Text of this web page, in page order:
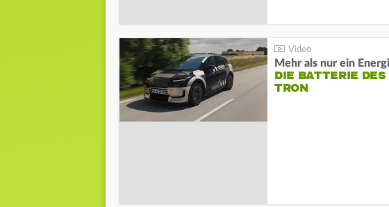
Mehr als nur ein
DIE BATTERIE
TRON